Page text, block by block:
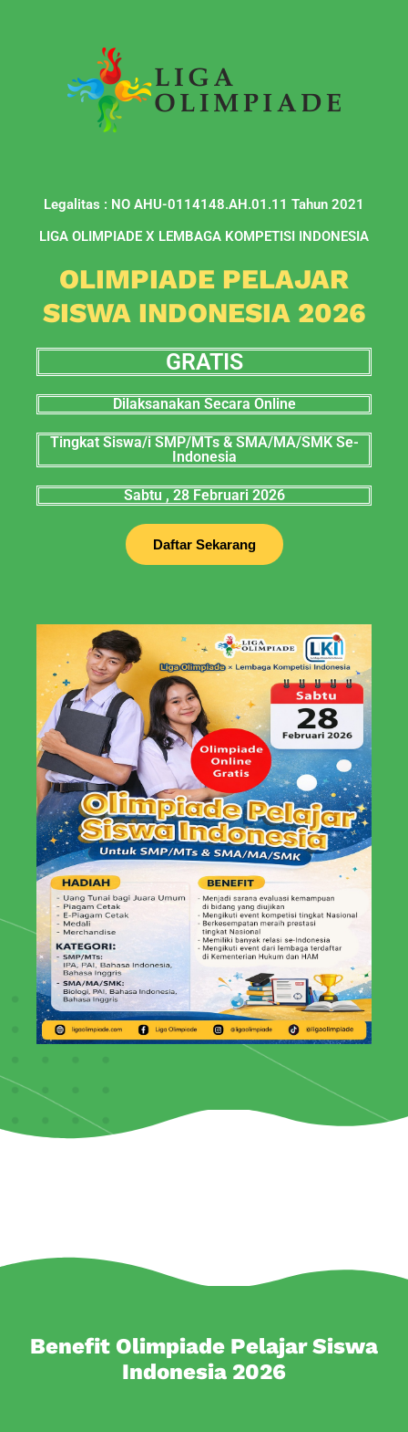
Legalitas : NO AHU-0114148.AH.01.11 Tahun 2021
LIGA OLIMPIADE X LEMBAGA KOMPETISI INDONESIA
OLIMPIADE PELAJAR
SISWA INDONESIA 2026
GRATIS
Dilaksanakan Secara Online
Tingkat Siswa/i SMP/MTs & SMA/MA/SMK Se-
Indonesia
Sabtu , 28 Februari 2026
Daftar Sekarang
Benefit Olimpiade Pelajar Siswa
Indonesia 2026